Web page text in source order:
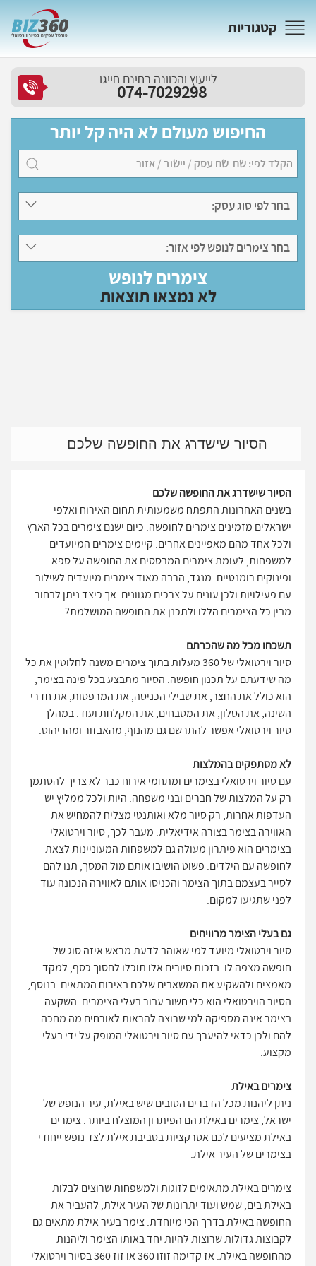
קטגוריות
לייעוץ והכוונה בחינם חייגו
074-7029298
החיפוש מעולם לא היה קל יותר
בחר לפי סוג עסק:
בחר צימרים לנופש לפי אזור:
צימרים לנופש
לא נמצאו תוצאות
הסיור שישדרג את החופשה שלכם
הסיור שישדרג את החופשה שלכם
בשנים האחרונות התפתח משמעותית תחום האירוח ואלפי
ישראלים מזמינים צימרים לחופשה. כיום ישנם צימרים בכל הארץ
ולכל אחד מהם מאפיינים אחרים. קיימים צימרים המיועדים
למשפחות, לעומת צימרים המבססים את החופשה על ספא
ופינוקים רומנטיים. מנגד, הרבה מאוד צימרים מיועדים לשילוב
עם פעילויות ולכן עונים על צרכים מגוונים. אך כיצד ניתן לבחור
מבין כל הצימרים הללו ולתכנן את החופשה המושלמת?
תשכחו מכל מה שהכרתם
סיור וירטואלי של 360 מעלות בתוך צימרים משנה לחלוטין את כל
מה שידעתם על תכנון חופשה. הסיור מתבצע בכל פינה בצימר,
הוא כולל את החצר, את שבילי הכניסה, את המרפסות, את חדרי
השינה, את הסלון, את המטבחים, את המקלחת ועוד. במהלך
סיור וירטואלי אפשר להתרשם גם מהנוף, מהאבזור ומהריהוט.
לא מסתפקים בהמלצות
עם סיור וירטואלי בצימרים ומתחמי אירוח כבר לא צריך להסתמך
רק על המלצות של חברים ובני משפחה. היות ולכל ממליץ יש
העדפות אחרות, רק סיור מלא ואותנטי מצליח להמחיש את
האווירה בצימר בצורה אידיאלית. מעבר לכך, סיור וירטואלי
בצימרים הוא פיתרון מעולה גם למשפחות המעוניינות לצאת
לחופשה עם הילדים: פשוט הושיבו אותם מול המסך, תנו להם
לסייר בעצמם בתוך הצימר והכניסו אותם לאווירה הנכונה עוד
לפני שתגיעו למקום.
גם בעלי הצימר מרוויחים
סיור וירטואלי מיועד למי שאוהב לדעת מראש איזה סוג של
חופשה מצפה לו. בזכות סיורים אלו תוכלו לחסוך כסף, למקד
מאמצים ולהשקיע את המשאבים שלכם באירוח המתאים. בנוסף,
הסיור הוירטואלי הוא כלי חשוב עבור בעלי הצימרים. השקעה
בצימר אינה מספיקה למי שרוצה להראות לאורחים מה מחכה
להם ולכן כדאי להיערך עם סיור וירטואלי המופק על ידי בעלי
מקצוע.
צימרים באילת
ניתן ליהנות מכל הדברים הטובים שיש באילת, עיר הנופש של
ישראל, צימרים באילת הם הפיתרון המוצלח ביותר. צימרים
באילת מציעים לכם אטרקציות בסביבת אילת לצד נופש ייחודי
בצימרים של העיר אילת.
צימרים באילת מתאימים לזוגות ולמשפחות שרוצים לבלות
באילת בים, שמש ועוד יתרונות של העיר אילת, להעביר את
החופשה באילת בדרך הכי מיוחדת. צימר בעיר אילת מתאים גם
לקבוצות גדולות שרוצות להיות יחד באותו הצימר וליהנות
מהחופשה באילת. אז קדימה זוזו 360 או זוז 360 בסיור וירטואלי